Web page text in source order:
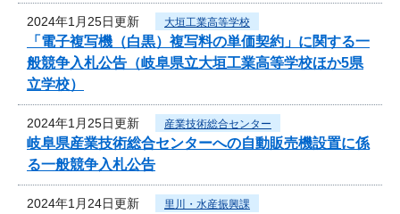
2024年1月25日更新 大垣工業高等学校
「電子複写機（白黒）複写料の単価契約」に関する一
般競争入札公告（岐阜県立大垣工業高等学校ほか5県
立学校）
2024年1月25日更新 産業技術総合センター
岐阜県産業技術総合センターへの自動販売機設置に係
る一般競争入札公告
2024年1月24日更新 里川・水産振興課